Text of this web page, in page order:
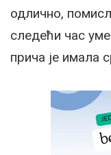
одлично,
следећи час
прича је имала